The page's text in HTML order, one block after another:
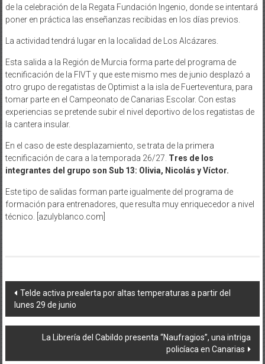
de la celebración de la Regata Fundación Ingenio, donde se intentará
poner en práctica las enseñanzas recibidas en los días previos.
La actividad tendrá lugar en la localidad de Los Alcázares.
Esta salida a la Región de Murcia forma parte del programa de
tecnificación de la FIVT y que este mismo mes de junio desplazó a
otro grupo de regatistas de Optimist a la isla de Fuerteventura, para
tomar parte en el Campeonato de Canarias Escolar. Con estas
experiencias se pretende subir el nivel deportivo de los regatistas de
la cantera insular.
En el caso de este desplazamiento, se trata de la primera
tecnificación de cara a la temporada 26/27. Tres de los
integrantes del grupo son Sub 13: Olivia, Nicolás y Víctor.
Este tipo de salidas forman parte igualmente del programa de
formación para entrenadores, que resulta muy enriquecedor a nivel
técnico. [azulyblanco.com]
Navegación
de
entradas
Telde activa prealerta por altas temperaturas a partir del
lunes 29 de junio
La Librería del Cabildo presenta “Naufragios”, una intriga
policíaca en Canarias